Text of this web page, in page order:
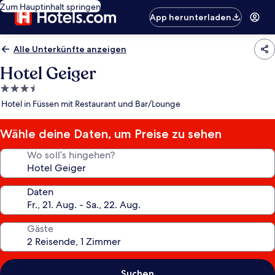
Zum Hauptinhalt springen
App herunterladen
Alle Unterkünfte anzeigen
Hotel Geiger
3.5-
Sterne-
Hotel in Füssen mit Restaurant und Bar/Lounge
Wähle deine Daten, um Preise zu sehen
Wo soll’s hingehen?
Daten
Gäste